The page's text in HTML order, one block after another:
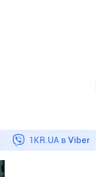
1KR.UA в Viber